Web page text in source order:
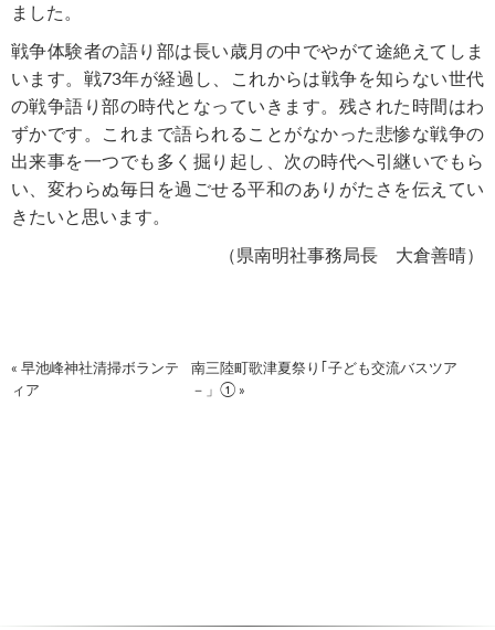
ました。
戦争体験者の語り部は長い歳月の中でやがて途絶えてしま
います。戦73年が経過し、これからは戦争を知らない世代
の戦争語り部の時代となっていきます。残された時間はわ
ずかです。これまで語られることがなかった悲惨な戦争の
出来事を一つでも多く掘り起し、次の時代へ引継いでもら
い、変わらぬ毎日を過ごせる平和のありがたさを伝えてい
きたいと思います。
（県南明社事務局長 大倉善晴）
« 早池峰神社清掃ボランテ
ィア
南三陸町歌津夏祭り｢子ども交流バスツア
－」① »